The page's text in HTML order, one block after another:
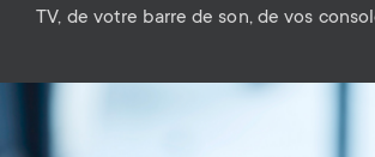
TV, de votre barre de son, de vos